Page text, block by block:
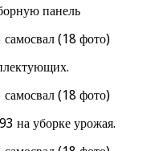
панель
на уборке урожая.